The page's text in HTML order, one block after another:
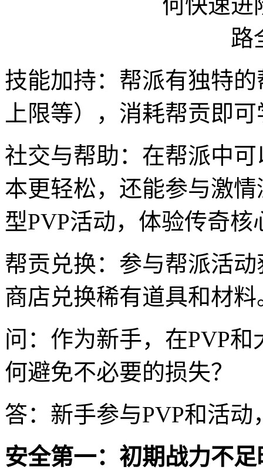
技能加持：帮派有独特
上限等），消耗帮贡即
社交与帮助：在帮派中
本更轻松，还能参与激
型PVP活动，体验传奇核
帮贡兑换：参与帮派活
商店兑换稀有道具和材料
问：作为新手，在PVP
何避免不必要的损失？
答：新手参与PVP和活
安全第一：初期战力不